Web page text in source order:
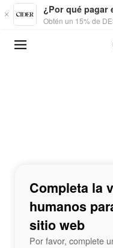
Skip to main content
¿Por qué pagar
Obtén un 15% de
Completa la
humanos
sitio web
Por favor, complete